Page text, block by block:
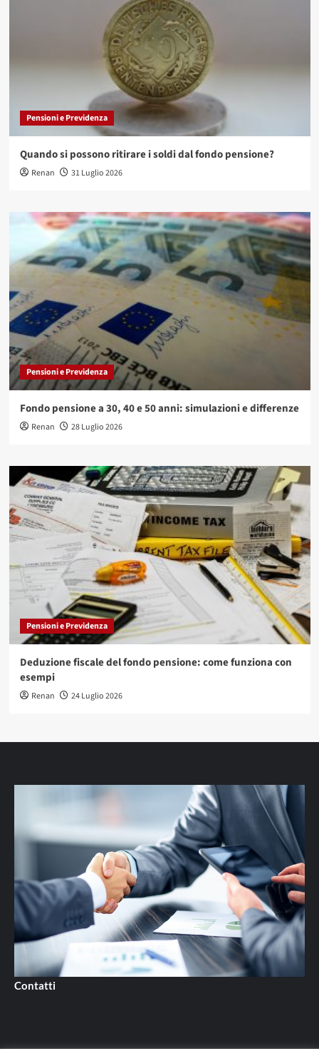
Pensioni e Previdenza
Quando si possono ritirare i soldi dal fondo pensione?
Renan 31 Luglio 2026
Pensioni e Previdenza
Fondo pensione a 30, 40 e 50 anni: simulazioni e differenze
Renan 28 Luglio 2026
Pensioni e Previdenza
Deduzione fiscale del fondo pensione: come funziona con
esempi
Renan 24 Luglio 2026
Contatti